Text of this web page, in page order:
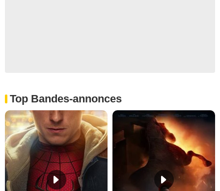
Top Bandes-annonces